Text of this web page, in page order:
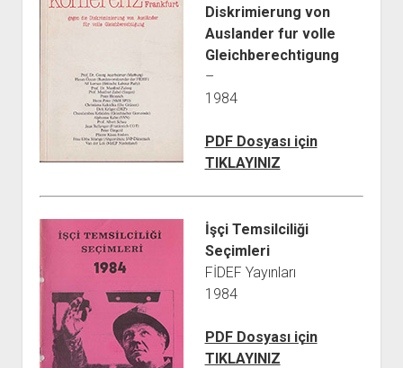
Diskrimierung von
Auslander fur volle
Gleichberechtigung
–
1984
PDF Dosyası için
TIKLAYINIZ
İşçi Temsilciliği
Seçimleri
FİDEF Yayınları
1984
PDF Dosyası için
TIKLAYINIZ